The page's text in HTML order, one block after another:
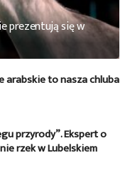
prezentują się w
to nasza chluba
przyrody”. Ekspert o
rzek w Lubelskiem